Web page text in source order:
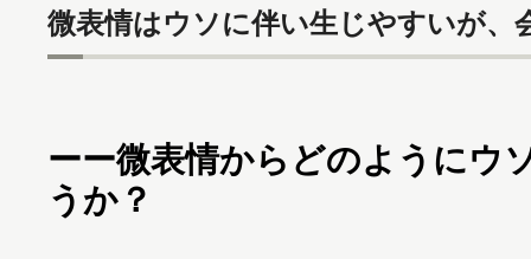
微表情はウソに伴い生じやすいが、
ーー微表情からどのようにウ
うか？